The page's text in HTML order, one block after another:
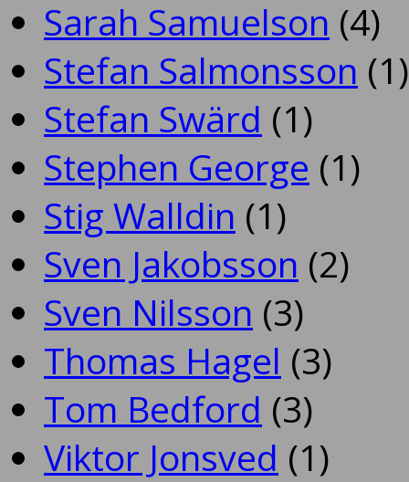
Sarah Samuelson (4)
Stefan Salmonsson (1)
Stefan Swärd (1)
Stephen George (1)
Stig Walldin (1)
Sven Jakobsson (2)
Sven Nilsson (3)
Thomas Hagel (3)
Tom Bedford (3)
Viktor Jonsved (1)